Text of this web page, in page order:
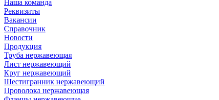
Наша команда
Реквизиты
Вакансии
Справочник
Новости
Продукция
Труба нержавеющая
Лист нержавеющий
Круг нержавеющий
Шестигранник нержавеющий
Проволока нержавеющая